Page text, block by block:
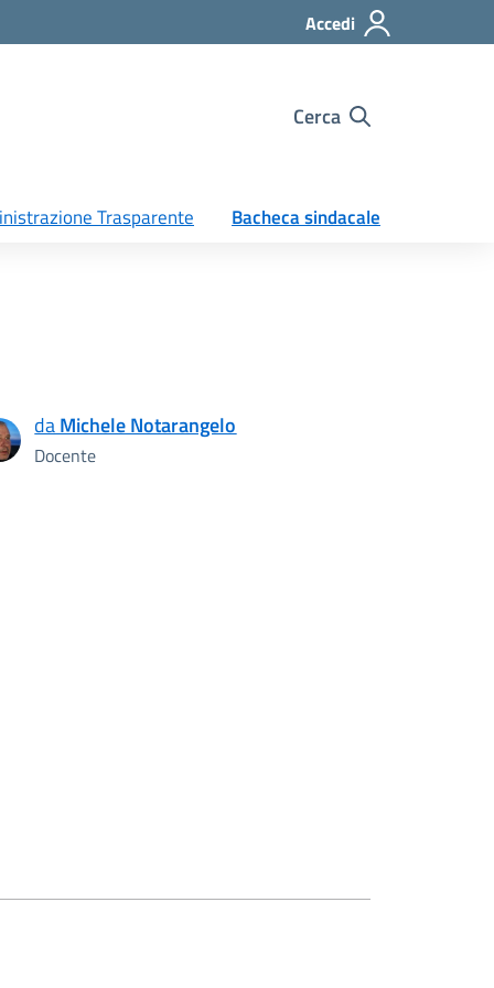
Accedi
Cerca
Trasparente Bacheca sindacale
daMichele Notarangelo
Docente